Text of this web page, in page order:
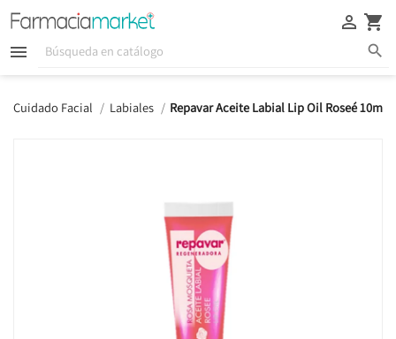
  
 
Cuidado Facial Labiales Repavar Aceite Labial Lip Oil Roseé 10ml